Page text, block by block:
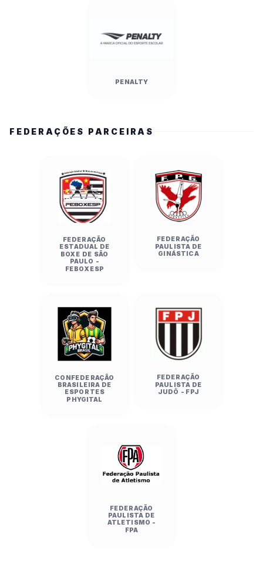
PENALTY
FEDERAÇÕES PARCEIRAS
FEDERAÇÃO
ESTADUAL DE
BOXE DE SÃO
PAULO -
FEBOXESP
FEDERAÇÃO
PAULISTA DE
GINÁSTICA
CONFEDERAÇÃO
BRASILEIRA DE
ESPORTES
PHYGITAL
FEDERAÇÃO
PAULISTA DE
JUDÔ - FPJ
FEDERAÇÃO
PAULISTA DE
ATLETISMO -
FPA